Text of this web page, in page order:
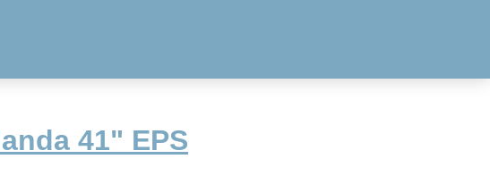
41" EPS